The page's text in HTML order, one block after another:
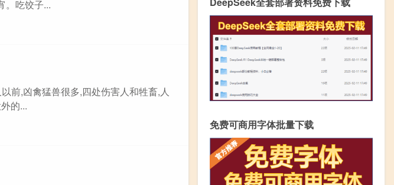
。吃饺子...
前,凶禽猛兽很多,四处伤害人和牲畜,人
的...
免费可商用字体批量下载